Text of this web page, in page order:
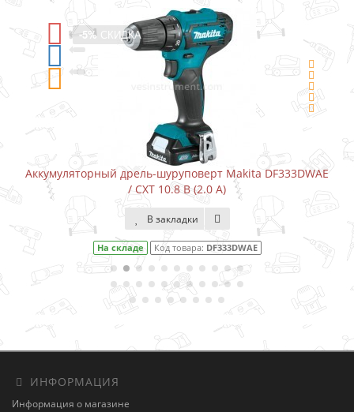
-5% СКИДКА
Аккумуляторный дрель-шуруповерт Makita DF333DWAE
/ CXT 10.8 В (2.0 А)
В закладки
На складе Код товара: DF333DWAE
ИНФОРМАЦИЯ
Информация о магазине